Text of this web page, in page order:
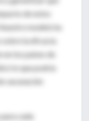
de estos
modelo ha
la eficacia
en los países de
lo que podría
vacunación
cada